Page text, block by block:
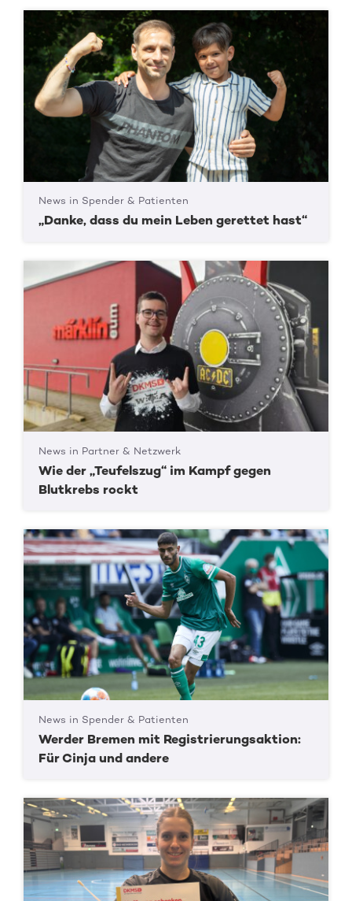
News in Spender & Patienten
„Danke, dass du mein Leben gerettet hast“
News in Partner & Netzwerk
Wie der „Teufelszug“ im Kampf gegen
Blutkrebs rockt
News in Spender & Patienten
Werder Bremen mit Registrierungsaktion:
Für Cinja und andere